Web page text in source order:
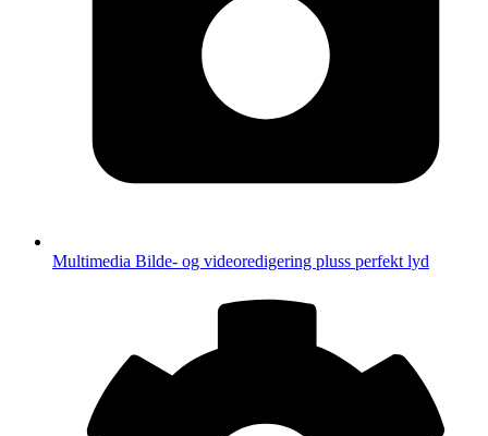
Multimedia Bilde- og videoredigering pluss perfekt lyd